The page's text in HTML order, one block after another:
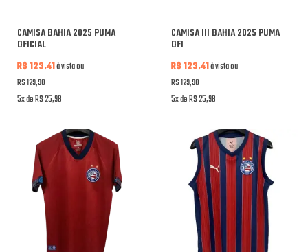
CAMISA BAHIA 2025 PUMA
OFICIAL
R$ 123,41à vista ou
R$ 129,90
5x de R$ 25,98
CAMISA III BAHIA 2025 PUMA
OFI
R$ 123,41à vista ou
R$ 129,90
5x de R$ 25,98